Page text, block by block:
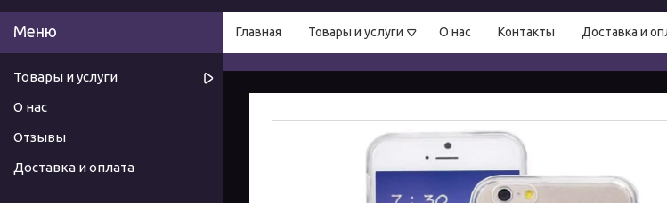
Главная Товары и услуги О нас Контакты Доставка и
Товары и услуги
О нас
Отзывы
Доставка и оплата